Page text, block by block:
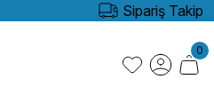
Sipariş Takip
0